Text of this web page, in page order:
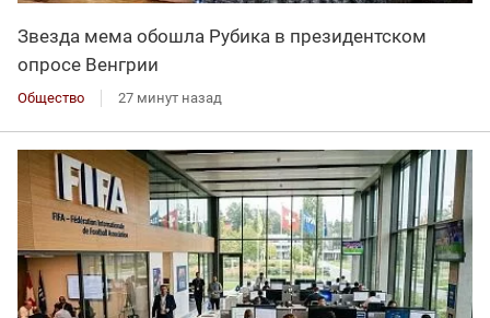
Звезда мема обошла Рубика в президентском
опросе Венгрии
Общество 27 минут назад